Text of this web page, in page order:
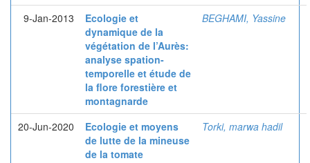
9-Jan-2013
Ecologie et
dynamique de la
végétation de l’Aurès:
analyse spation-
temporelle et étude de
la flore forestière et
montagnarde
BEGHAMI, Yassine
20-Jun-2020
Ecologie et moyens
de lutte de la mineuse
de la tomate
Torki, marwa hadil